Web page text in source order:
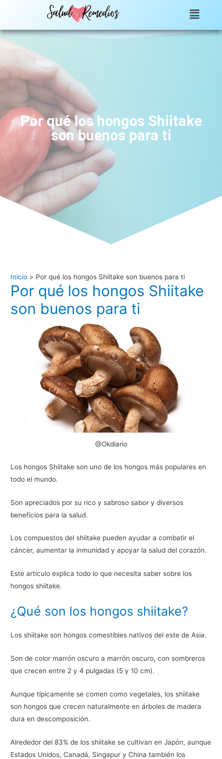
Por qué los hongos Shiitake
son buenos para ti
Inicio Por qué los hongos Shiitake son buenos para ti
Por qué los hongos Shiitake
son buenos para ti
@Okdiario
Los hongos Shiitake son uno de los hongos más populares en
todo el mundo.
Son apreciados por su rico y sabroso sabor y diversos
beneficios para la salud.
Los compuestos del shiitake pueden ayudar a combatir el
cáncer, aumentar la inmunidad y apoyar la salud del corazón.
Este artículo explica todo lo que necesita saber sobre los
hongos shiitake.
¿Qué son los hongos shiitake?
Los shiitake son hongos comestibles nativos del este de Asia.
Son de color marrón oscuro a marrón oscuro, con sombreros
que crecen entre 2 y 4 pulgadas (5 y 10 cm).
Aunque típicamente se comen como vegetales, los shiitake
son hongos que crecen naturalmente en árboles de madera
dura en descomposición.
Alrededor del 83% de los shiitake se cultivan en Japón, aunque
Estados Unidos, Canadá, Singapur y China también los